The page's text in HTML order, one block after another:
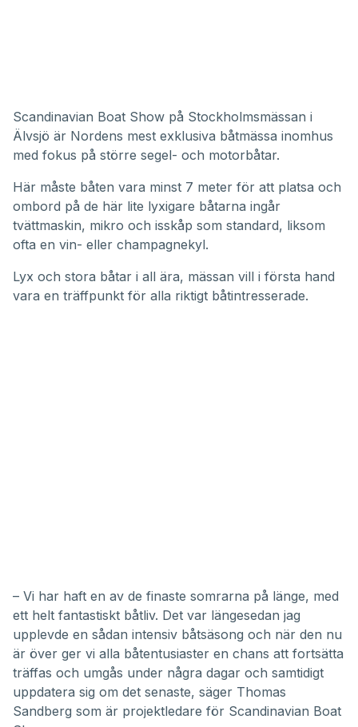
Scandinavian Boat Show på Stockholmsmässan i
Älvsjö är Nordens mest exklusiva båtmässa inomhus
med fokus på större segel- och motorbåtar.
Här måste båten vara minst 7 meter för att platsa och
ombord på de här lite lyxigare båtarna ingår
tvättmaskin, mikro och isskåp som standard, liksom
ofta en vin- eller champagnekyl.
Lyx och stora båtar i all ära, mässan vill i första hand
vara en träffpunkt för alla riktigt båtintresserade.
– Vi har haft en av de finaste somrarna på länge, med
ett helt fantastiskt båtliv. Det var längesedan jag
upplevde en sådan intensiv båtsäsong och när den nu
är över ger vi alla båtentusiaster en chans att fortsätta
träffas och umgås under några dagar och samtidigt
uppdatera sig om det senaste, säger Thomas
Sandberg som är projektledare för Scandinavian Boat